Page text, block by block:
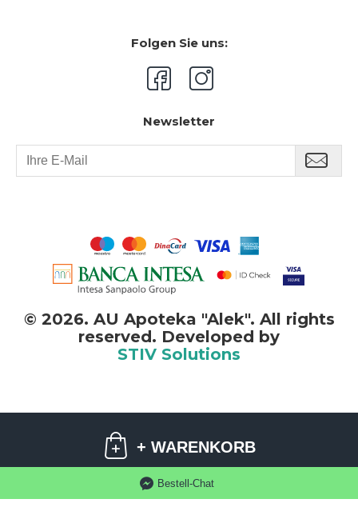
+ WARENKORB
Bestell-Chat
Folgen Sie uns:
Newsletter
© 2026. AU Apoteka "Alek". All rights
reserved. Developed by
STIV Solutions
2026. AU Apoteka "Alek". Alle Rechte vorbehalten.
Softwareentwicklung:STIVsolutions